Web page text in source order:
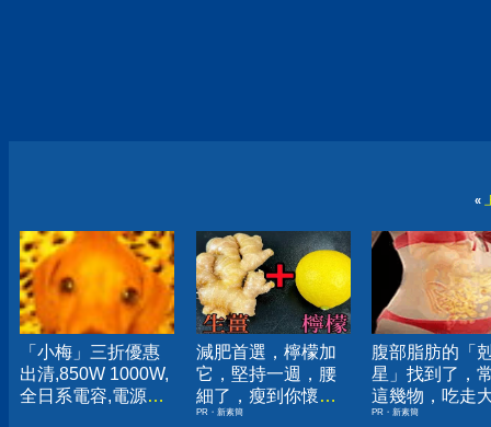
«
「小梅」三折優惠
出清,850W 1000W,
全日系電容,電源供
減肥首選，檸檬加
它，堅持一週，腰
細了，瘦到你懷疑
人生
PR・新素簡
腹部脂肪的「
星」找到了，
這幾物，吃走
囊，瘦出小蠻
PR・新素簡